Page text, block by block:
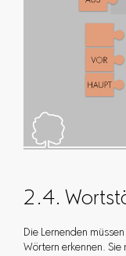
2.4.
Die Lernenden
Wörtern erkennen.